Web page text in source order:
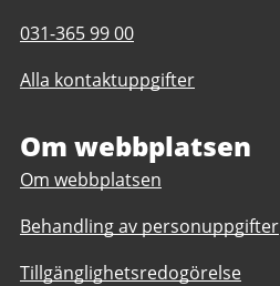
till
Regionarkivet
Telefonnummer
Regionarkivet
031-365 99 00
Alla kontaktuppgifter
Om webbplatsen
Om webbplatsen
Behandling av personuppgifter
Tillgänglighetsredogörelse